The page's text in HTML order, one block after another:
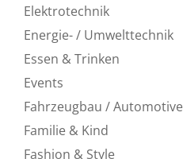
Elektrotechnik
Energie- / Umwelttechnik
Essen & Trinken
Events
Fahrzeugbau / Automotive
Familie & Kind
Fashion & Style